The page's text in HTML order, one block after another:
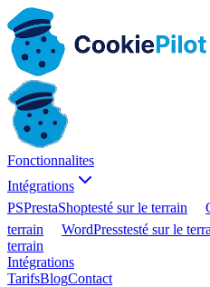
Fonctionnalites
Intégrations
PSPrestaShoptesté sur le terrain
terrain
WordPresstesté sur le
terrain
Intégrations
TarifsBlogContact